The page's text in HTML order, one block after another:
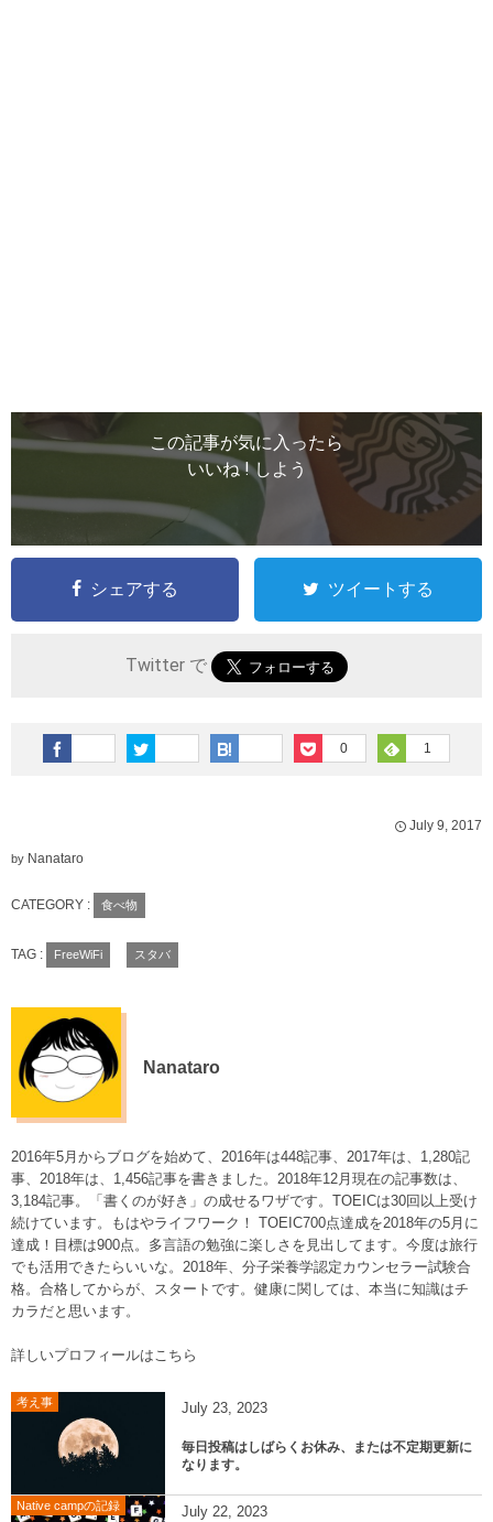
この記事が気に入ったら
いいね ! しよう
シェアする ツイートする
Twitter で
0 1
July 9, 2017
by Nanataro
CATEGORY : 食べ物
TAG : FreeWiFi スタバ
Nanataro
2016年5月からブログを始めて、2016年は448記事、2017年は、1,280記
事、2018年は、1,456記事を書きました。2018年12月現在の記事数は、
3,184記事。「書くのが好き」の成せるワザです。TOEICは30回以上受け
続けています。もはやライフワーク！ TOEIC700点達成を2018年の5月に
達成！目標は900点。多言語の勉強に楽しさを見出してます。今度は旅行
でも活用できたらいいな。2018年、分子栄養学認定カウンセラー試験合
格。合格してからが、スタートです。健康に関しては、本当に知識はチ
カラだと思います。
詳しいプロフィールはこちら
考え事 July 23, 2023
毎日投稿はしばらくお休み、または不定期更新に
なります。
Native campの記録 July 22, 2023